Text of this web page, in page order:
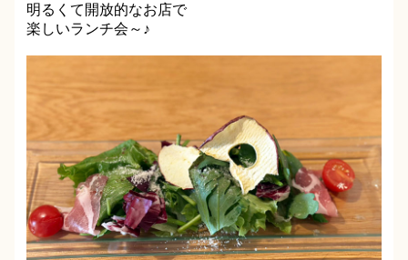
明るくて開放的なお店で
楽しいランチ会～♪